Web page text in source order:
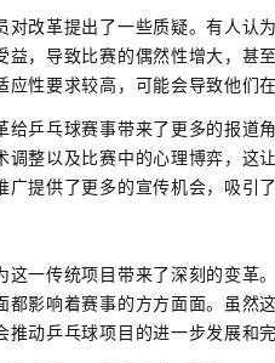
对改革提出了一些质疑。有人认
益，导致比赛的偶然性增大，甚
性要求较高，可能会导致他们
给乒乓球赛事带来了更多的报道
调整以及比赛中的心理博弈，这
提供了更多的宣传机会，吸引
这一传统项目带来了深刻的变革
都影响着赛事的方方面面。虽然
动乒乓球项目的进一步发展和完